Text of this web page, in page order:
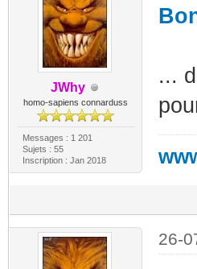
JWhy
homo-sapiens connarduss
Messages : 1 201
Sujets : 55
Inscription : Jan 2018
...
26-